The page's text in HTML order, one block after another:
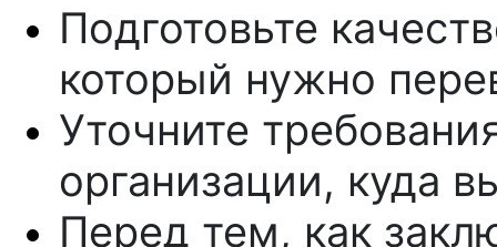
Подготовьте
который нужно
Уточните
организации, куда
Перед тем, как